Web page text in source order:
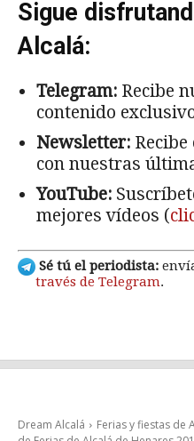
Sigue
Alcalá:
Telegram: Recibe
contenido
Newsletter:
con nuestras
YouTube:
mejores vídeos (
Sé tú el periodista:
través de Telegram.